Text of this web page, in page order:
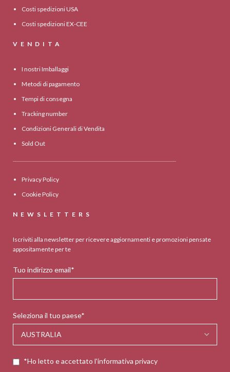
Costi spedizioni USA
Costi spedizioni EX-CEE
VENDITA
I nostri Imballaggi
Metodi di pagamento
Tempi di consegna
Tracking number
Condizioni Generali di Vendita
Sold Out
Privacy Policy
Cookie Policy
NEWSLETTERS
Iscriviti alla newsletter per ricevere aggiornamenti e promozioni pensate
appositamente per te
Tuo indirizzo email*
Seleziona il tuo paese*
*Ho letto e accettato l'informativa privacy